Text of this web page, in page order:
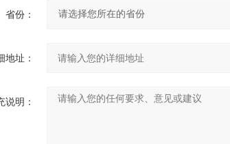
省份：
地址：
说明：